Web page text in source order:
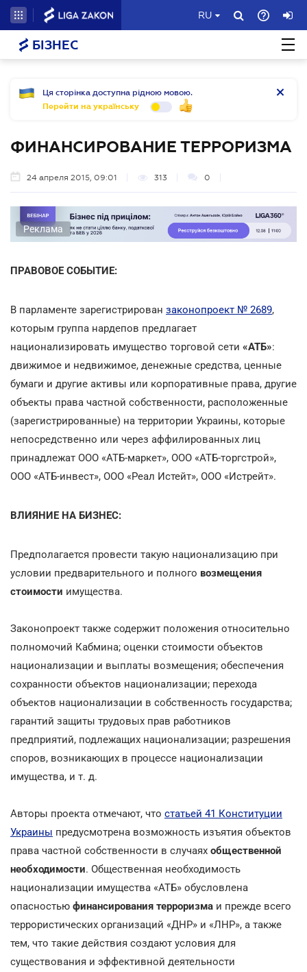
RU
БІЗНЕС
Ця сторінка доступна рідною мовою.
Перейти на українську
ФИНАНСИРОВАНИЕ ТЕРРОРИЗМА
24 апреля 2015, 09:01 313 0
Реклама
ПРАВОВОЕ СОБЫТИЕ:
В парламенте зарегистрирован законопроект № 2689,
которым группа нардепов предлагает
национализировать имущество торговой сети «АТБ»:
движимое и недвижимое, денежные средства, ценные
бумаги и другие активы или корпоративные права, другие
объекты права частной собственности, расположенные
(зарегистрированные) на территории Украины, которые
непосредственно или через аффилированных лиц
принадлежат ООО «АТБ-маркет», ООО «АТБ-торгстрой»,
ООО «АТБ-инвест», ООО «Реал Истейт», ООО «Истрейт».
ВЛИЯНИЕ НА БИЗНЕС:
Предполагается провести такую национализацию при
условии предварительного и полного возмещения
стоимости имущества.
Законопроект также содержит положения относительно
полномочий Кабмина; оценки стоимости объектов
национализации и выплаты возмещения; обеспечения
сохранности объектов национализации; перехода
объектов национализации в собственность государства;
гарантий защиты трудовых прав работников
предприятий, подлежащих национализации; разрешения
споров, возникающих в процессе национализации
имущества, и т. д.
Авторы проекта отмечают, что статьей 41 Конституции
Украины предусмотрена возможность изъятия объектов
права частной собственности в случаях общественной
необходимости. Общественная необходимость
национализации имущества «АТБ» обусловлена
опасностью финансирования терроризма и прежде всего
террористических организаций «ДНР» и «ЛНР», а также
тем, что такие действия создают условия для
существования и эффективной деятельности